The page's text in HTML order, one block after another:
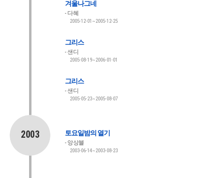
겨울나그네
다혜
2005-12-01~2005-12-25
그리스
샌디
2005-08-19~2006-01-01
그리스
샌디
2005-05-23~2005-08-07
2003 토요일밤의 열기
앙상블
2003-06-14~2003-08-23